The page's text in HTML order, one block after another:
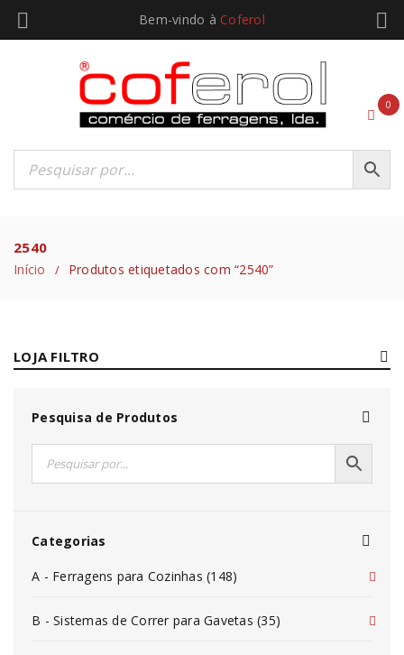
Bem-vindo à Coferol
0
2540
Início / Produtos etiquetados com “2540”
LOJA FILTRO
Pesquisa de Produtos
Categorias
A - Ferragens para Cozinhas (148)
B - Sistemas de Correr para Gavetas (35)